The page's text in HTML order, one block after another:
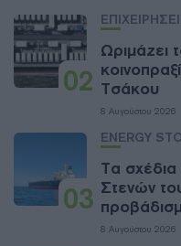
02
Ωριμάζει
Τσάκου
8 Αυγούστου 2026
03
ENERGY
Τα
Στενών
8 Αυγούστου 2026